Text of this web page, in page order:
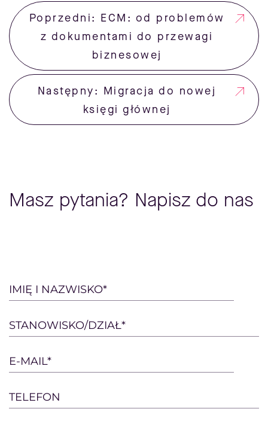
Poprzedni: ECM: od problemów
z dokumentami do przewagi
biznesowej
Następny: Migracja do nowej
księgi głównej
Masz pytania? Napisz do nas
Please
this
field
empty.
IMIĘ I NAZWISKO*
STANOWISKO/DZIAŁ*
E-MAIL*
TELEFON